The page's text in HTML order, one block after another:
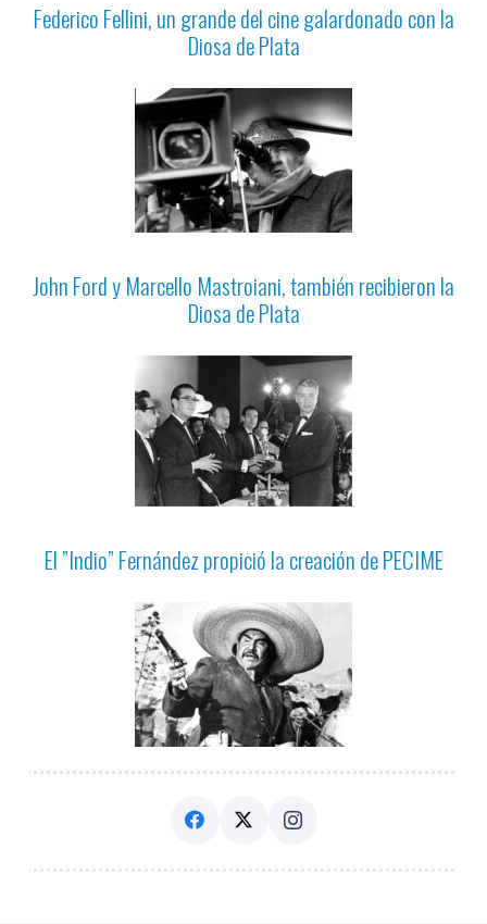
Federico Fellini, un grande del cine galardonado con la
Diosa de Plata
John Ford y Marcello Mastroiani, también recibieron la
Diosa de Plata
El ”Indio” Fernández propició la creación de PECIME